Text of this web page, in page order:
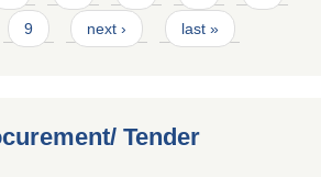
9 next › last »
Tender